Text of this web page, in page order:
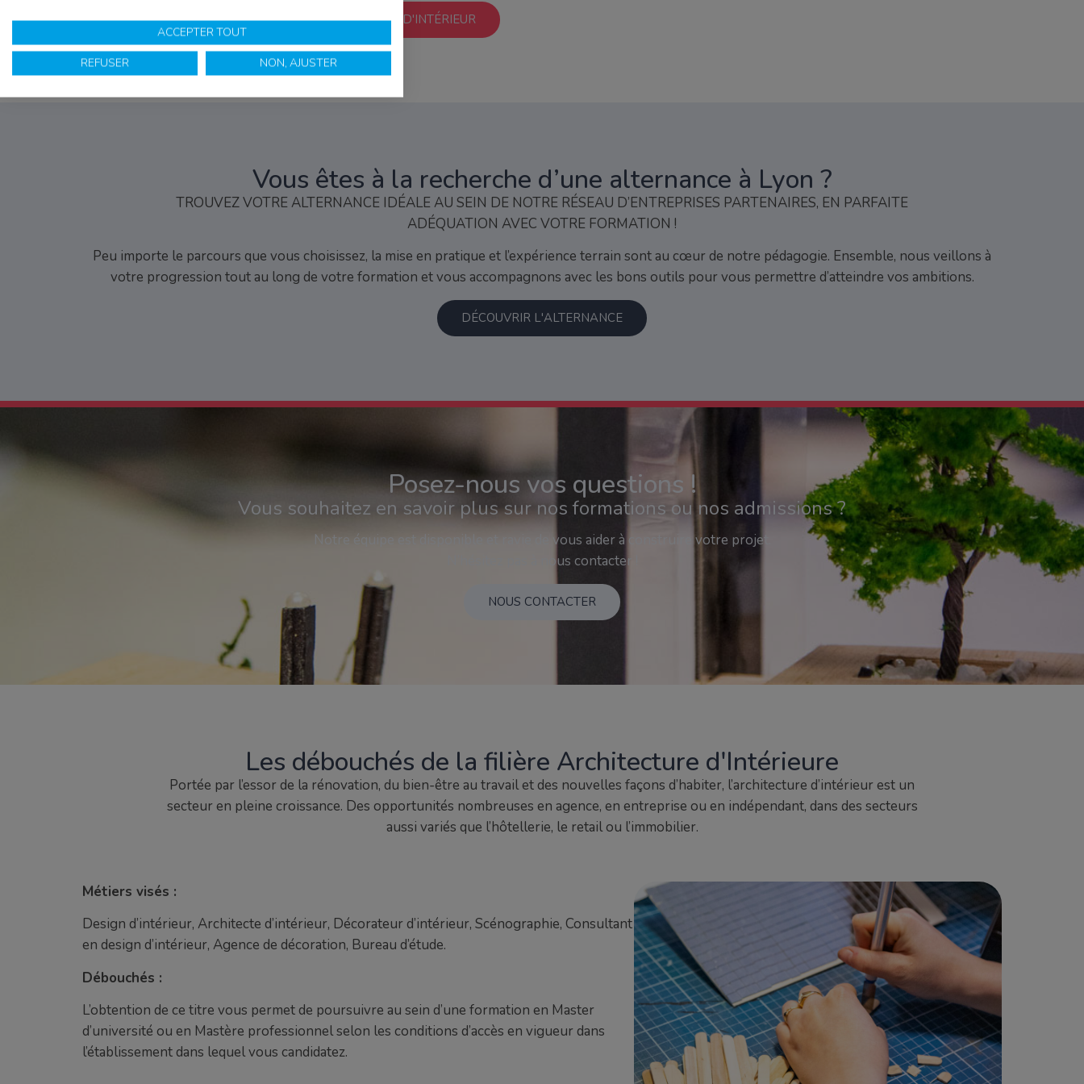
DÉCOUVRIR LE BACHELOR ARCHITECTURE D'INTÉRIEUR
Vous êtes à la recherche d’une alternance à Lyon ?
TROUVEZ VOTRE ALTERNANCE IDÉALE AU SEIN DE NOTRE RÉSEAU D’ENTREPRISES PARTENAIRES, EN PARFAITE
ADÉQUATION AVEC VOTRE FORMATION !
Peu importe le parcours que vous choisissez, la mise en pratique et l’expérience terrain sont au cœur de notre pédagogie. Ensemble, nous veillons à
votre progression tout au long de votre formation et vous accompagnons avec les bons outils pour vous permettre d’atteindre vos ambitions.
DÉCOUVRIR L'ALTERNANCE
Posez-nous vos questions !
Vous souhaitez en savoir plus sur nos formations ou nos admissions ?
Notre équipe est disponible et ravie de vous aider à construire votre projet.
N’hésitez pas à nous contacter !
NOUS CONTACTER
Les débouchés de la filière Architecture d'Intérieure
Portée par l’essor de la rénovation, du bien-être au travail et des nouvelles façons d’habiter, l’architecture d’intérieur est un
secteur en pleine croissance. Des opportunités nombreuses en agence, en entreprise ou en indépendant, dans des secteurs
aussi variés que l’hôtellerie, le retail ou l’immobilier.
Métiers visés :
Design d’intérieur, Architecte d’intérieur, Décorateur d’intérieur, Scénographie, Consultant
en design d’intérieur, Agence de décoration, Bureau d’étude.
Débouchés :
L’obtention de ce titre vous permet de poursuivre au sein d’une formation en Master
d’université ou en Mastère professionnel selon les conditions d’accès en vigueur dans
l’établissement dans lequel vous candidatez.
ACCEPTER TOUT
REFUSER
NON, AJUSTER